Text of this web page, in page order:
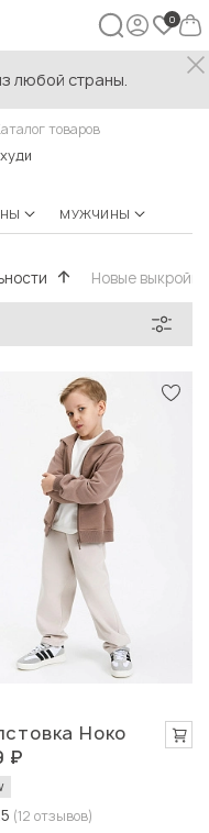
любой страны.
товаров
МУЖЧИНЫ
Новые
Быстрый просмотр
Ноко
₽
(12 отзывов)